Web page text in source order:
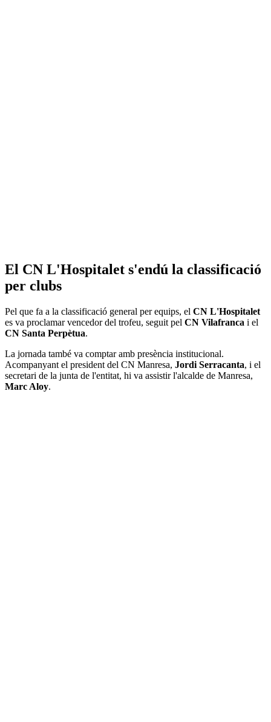
El CN L'Hospitalet s'endú la classificació
per clubs
Pel que fa a la classificació general per equips, el CN L'Hospitalet
es va proclamar vencedor del trofeu, seguit pel CN Vilafranca i el
CN Santa Perpètua.
La jornada també va comptar amb presència institucional.
Acompanyant el president del CN Manresa, Jordi Serracanta, i el
secretari de la junta de l'entitat, hi va assistir l'alcalde de Manresa,
Marc Aloy.